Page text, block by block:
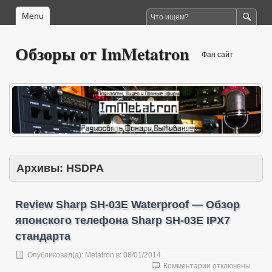
Menu
Обзоры от ImMetatron Фан сайт
Архивы: HSDPA
Review Sharp SH-03E Waterproof — Обзор
японского телефона Sharp SH-03E IPX7
стандарта
Опубликовал(а): Metatron в: 08/01/2014
Комментарии котключены